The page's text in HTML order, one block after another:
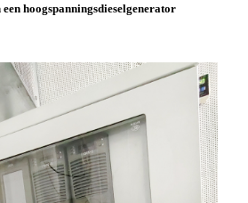
hoogspanningsdieselgenerator